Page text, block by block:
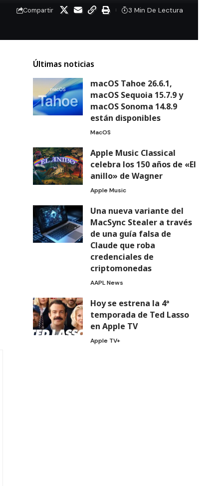
Compartir 3 Min De Lectura
Últimas noticias
macOS Tahoe 26.6.1,
macOS Sequoia 15.7.9 y
macOS Sonoma 14.8.9
están disponibles
MacOS
Apple Music Classical
celebra los 150 años de «El
anillo» de Wagner
Apple Music
Una nueva variante del
MacSync Stealer a través
de una guía falsa de
Claude que roba
credenciales de
criptomonedas
AAPL News
Hoy se estrena la 4ª
temporada de Ted Lasso
en Apple TV
Apple TV+